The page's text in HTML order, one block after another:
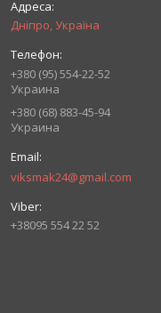
Дніпро, Україна
+380 (95) 554-22-52
Украина
+380 (68) 883-45-94
Украина
viksmak24@gmail.com
+38095 554 22 52